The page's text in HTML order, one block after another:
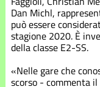
Dan Michl,
può essere
stagione 2020. È
della classe E2-SS.
«Nelle gare che
scorso - commenta
Stagione
2022
Stagione
2023